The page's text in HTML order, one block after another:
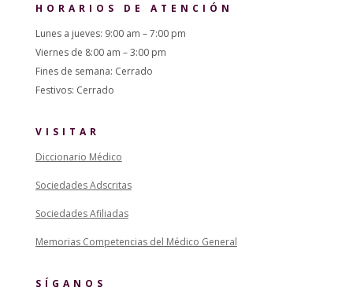
HORARIOS DE ATENCIÓN
Lunes a jueves: 9:00 am – 7:00 pm
Viernes de 8:00 am – 3:00 pm
Fines de semana: Cerrado
Festivos: Cerrado
VISITAR
Diccionario Médico
Sociedades Adscritas
Sociedades Afiliadas
Memorias Competencias del Médico General
SÍGANOS